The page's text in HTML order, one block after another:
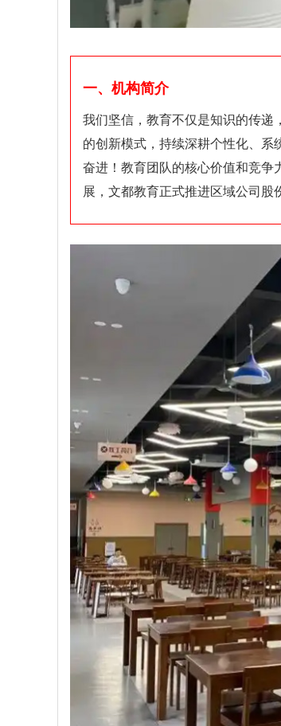
一、机构简介
我们坚信，教育不仅是知识的传递
的创新模式，持续深耕个性化、系
奋进！教育团队的核心价值和竞争
展，文都教育正式推进区域公司股